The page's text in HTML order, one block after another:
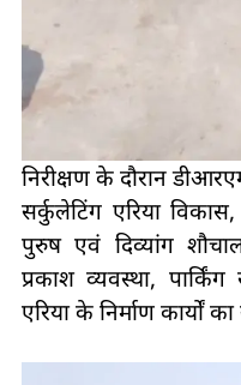
निरीक्षण के दौरान
सर्कुलेटिंग एरिया विकास,
पुरुष एवं दिव्यांग
प्रकाश व्यवस्था,
एरिया के निर्माण कार्यों